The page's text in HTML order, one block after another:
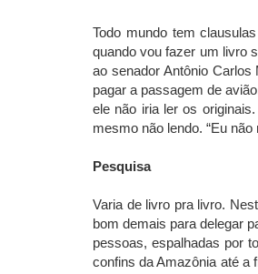
Todo mundo tem
quando vou fazer um livro
ao senador Antônio
pagar a passagem de
ele não iria ler os
mesmo não lendo. “Eu
Pesquisa
Varia de livro pra livro.
bom demais para delegar
pessoas, espalhadas por
confins da Amazônia até a